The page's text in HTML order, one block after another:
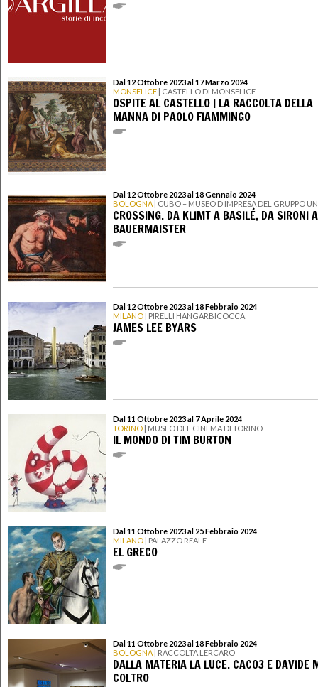
Dal 12 Ottobre 2023 al 17 Marzo 2024
MONSELICE | CASTELLO DI MONSELICE
OSPITE AL CASTELLO | LA RACCOLTA DELLA
MANNA DI PAOLO FIAMMINGO
Dal 12 Ottobre 2023 al 18 Gennaio 2024
BOLOGNA | CUBO – MUSEO D’IMPRESA DEL GRUPPO
CROSSING. DA KLIMT A BASILÉ, DA SIRONI A
BAUERMAISTER
Dal 12 Ottobre 2023 al 18 Febbraio 2024
MILANO | PIRELLI HANGARBICOCCA
JAMES LEE BYARS
Dal 11 Ottobre 2023 al 7 Aprile 2024
TORINO | MUSEO DEL CINEMA DI TORINO
IL MONDO DI TIM BURTON
Dal 11 Ottobre 2023 al 25 Febbraio 2024
MILANO | PALAZZO REALE
EL GRECO
Dal 11 Ottobre 2023 al 18 Febbraio 2024
BOLOGNA | RACCOLTA LERCARO
DALLA MATERIA LA LUCE. CACO3 E DAVIDE
COLTRO